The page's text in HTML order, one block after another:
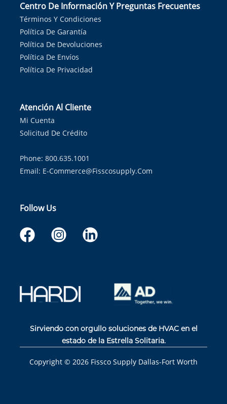
Centro De Información Y Preguntas Frecuentes
Términos Y Condiciones
Política De Garantía
Política De Devoluciones
Política De Envíos
Política De Privacidad
Atención Al Cliente
Mi Cuenta
Solicitud De Crédito
Phone: 800.635.1001
Email: E-Commerce@fisscosupply.com
Follow Us
Sirviendo con orgullo soluciones de HVAC en el
estado de la Estrella Solitaria.
Copyright © 2026 Fissco Supply Dallas-Fort Worth